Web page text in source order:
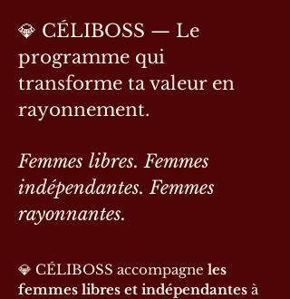
💎 CÉLIBOSS — Le
programme qui
transforme ta valeur en
rayonnement.
Femmes libres. Femmes
indépendantes. Femmes
rayonnantes.
💎 CÉLIBOSS accompagne les
femmes libres et indépendantes à